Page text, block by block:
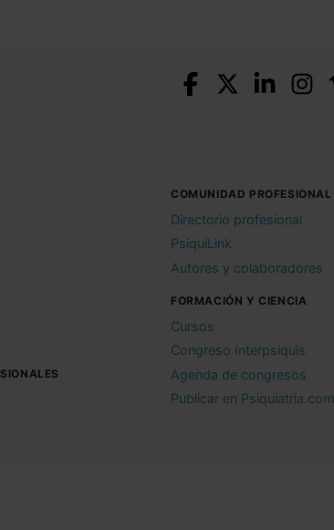
COMUNIDAD PROFESIONAL
Directorio profesional
PsiquiLink
Autores y colaboradores
FORMACIÓN Y CIENCIA
Cursos
Congreso Interpsiquis
Agenda de congresos
Publicar en Psiquiatria.com